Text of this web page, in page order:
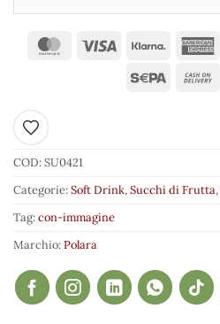
Aggiungi ai preferiti
COD:SU0421
Categorie:Soft Drink,Succhi di Frutta,
Tag:con-immagine
Marchio:Polara